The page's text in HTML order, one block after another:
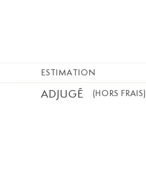
ESTIMATION
ADJUGÉ (HORS FRAIS)